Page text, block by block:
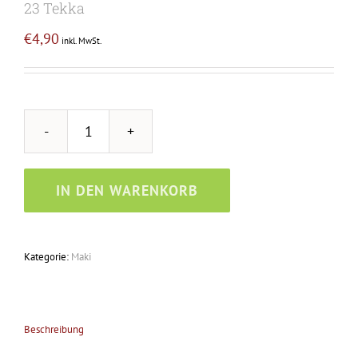
23 Tekka
€4,90 inkl. MwSt.
23
Tekka
Menge
IN DEN WARENKORB
Kategorie: Maki
Beschreibung